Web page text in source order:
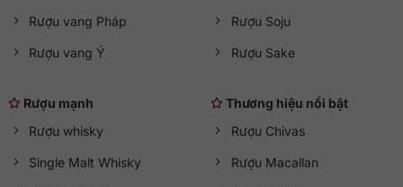
Rượu vang Pháp
Rượu vang Ý
Rượu Soju
Rượu Sake
Rượu mạnh
Rượu whisky
Single Malt Whisky
Thương hiệu nổi bật
Rượu Chivas
Rượu Macallan